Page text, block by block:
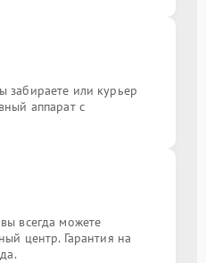
забираете или курьер
аппарат с
всегда можете
центр. Гарантия на